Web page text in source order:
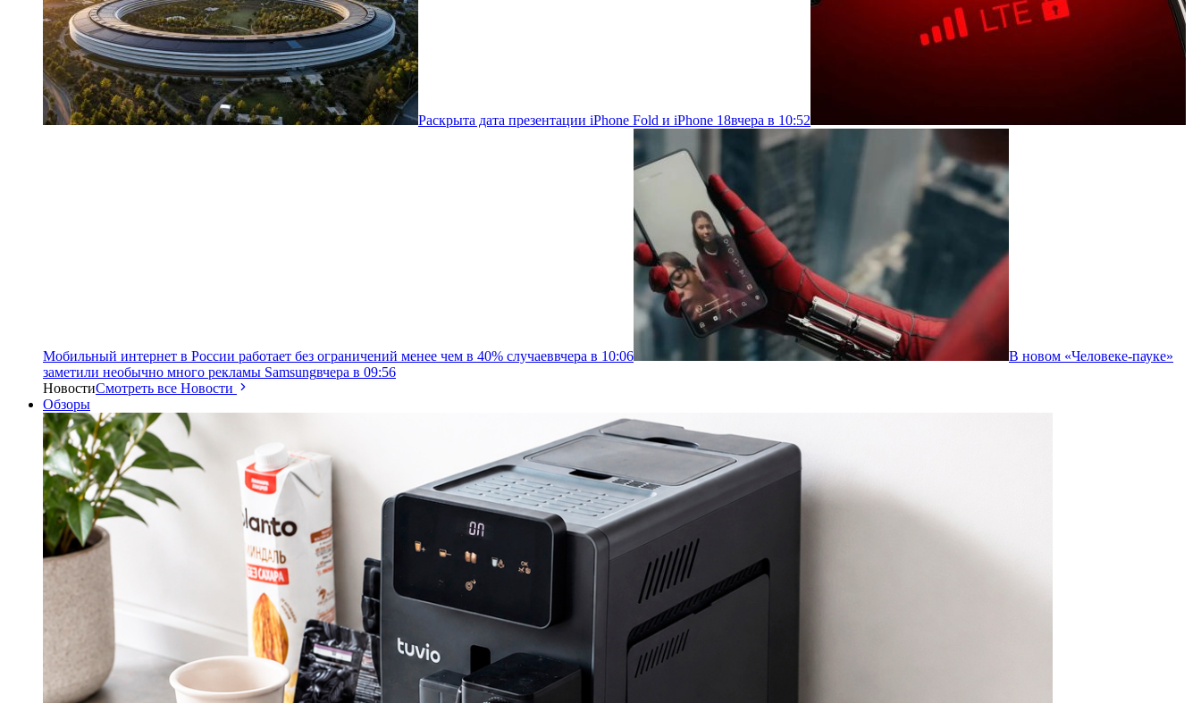
Раскрыта дата презентации iPhone Fold и iPhone 18вчера в 10:52
Мобильный интернет в России работает без ограничений менее чем в 40% случаеввчера в 10:06
В новом «Человеке-пауке»
заметили необычно много рекламы Samsungвчера в 09:56
НовостиСмотреть все Новости
Обзоры